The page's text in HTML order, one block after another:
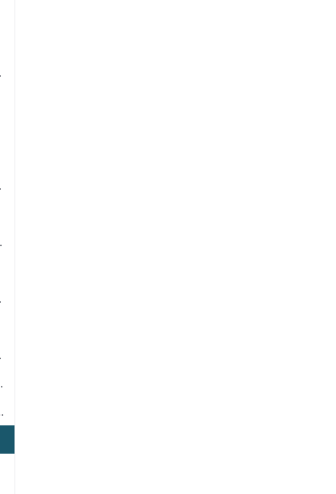
DCLIIII- delv, 1548). Texte all. an v°
1548) Texte all. An v°
sur le Hugstein
Freundstein
de Rothmuller